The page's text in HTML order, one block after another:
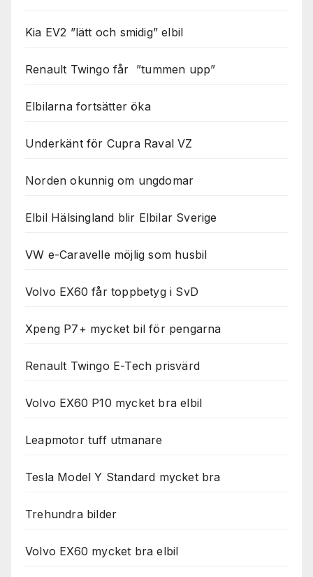
Kia EV2 ”lätt och smidig” elbil
Renault Twingo får ”tummen upp”
Elbilarna fortsätter öka
Underkänt för Cupra Raval VZ
Norden okunnig om ungdomar
Elbil Hälsingland blir Elbilar Sverige
VW e-Caravelle möjlig som husbil
Volvo EX60 får toppbetyg i SvD
Xpeng P7+ mycket bil för pengarna
Renault Twingo E-Tech prisvärd
Volvo EX60 P10 mycket bra elbil
Leapmotor tuff utmanare
Tesla Model Y Standard mycket bra
Trehundra bilder
Volvo EX60 mycket bra elbil
går inte att
att hemsidan
För att vi ska
hemsidans
och
hur
Marknadsföring
intressen och ditt
anpassat innehåll